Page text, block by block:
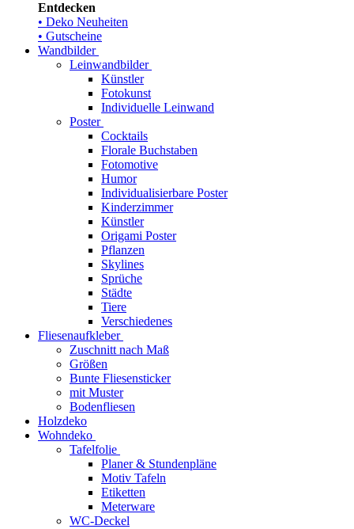
Entdecken
• Deko Neuheiten
• Gutscheine
Wandbilder
Leinwandbilder
Künstler
Fotokunst
Individuelle Leinwand
Poster
Cocktails
Florale Buchstaben
Fotomotive
Humor
Individualisierbare Poster
Kinderzimmer
Künstler
Origami Poster
Pflanzen
Skylines
Sprüche
Städte
Tiere
Verschiedenes
Fliesenaufkleber
Zuschnitt nach Maß
Größen
Bunte Fliesensticker
mit Muster
Bodenfliesen
Holzdeko
Wohndeko
Tafelfolie
Planer & Stundenpläne
Motiv Tafeln
Etiketten
Meterware
WC-Deckel